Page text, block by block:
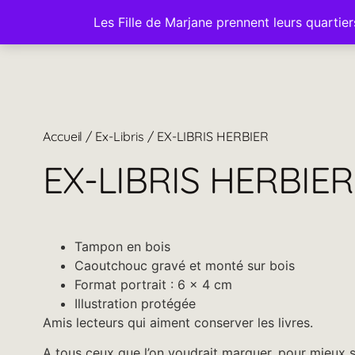
Les Fille de Marjane prennent leurs
À Propos Boutique
Accueil / Ex-Libris / EX-LIBRIS HERBIER
EX-LIBRIS HERBIER
Tampon en bois
Caoutchouc gravé et monté sur bois
Format portrait : 6 x 4 cm
Illustration protégée
Amis lecteurs qui aiment conserver les livres.